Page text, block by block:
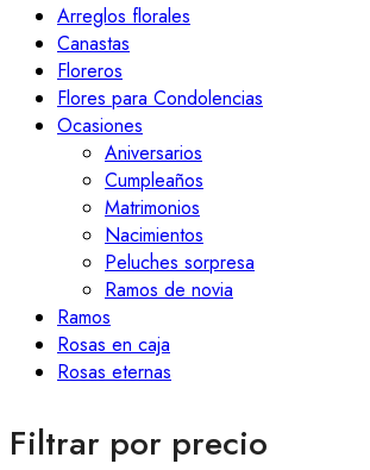
Arreglos florales
Canastas
Floreros
Flores para Condolencias
Ocasiones
Aniversarios
Cumpleaños
Matrimonios
Nacimientos
Peluches sorpresa
Ramos de novia
Ramos
Rosas en caja
Rosas eternas
Filtrar por precio